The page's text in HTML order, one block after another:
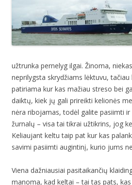
užtrunka pernelyg ilgai. Žinoma,
neprilygsta skrydžiams lėktuvu,
patiriama kur kas mažiau streso bei
daiktų, kiek jų gali prireikti kelionės
nėra ribojamas, todėl galite pasiimti
žurnalų – visa tai tikrai užtikrins, jog
Keliaujant keltu taip pat kur kas
savimi pasiimti augintinį, kurio jums
Viena dažniausiai pasitaikančių
manoma, kad keltai – tai tas pats,